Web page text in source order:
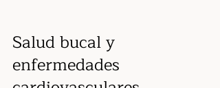
Salud bucal y
enfermedades